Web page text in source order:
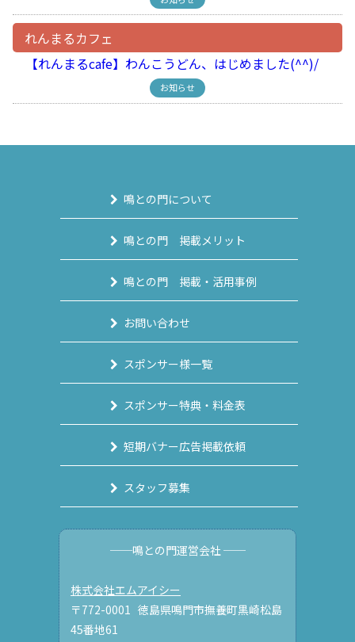
れんまるカフェ
【れんまるcafe】わんこうどん、はじめました(^^)/
お知らせ
鳴との門について
鳴との門 掲載メリット
鳴との門 掲載・活用事例
お問い合わせ
スポンサー様一覧
スポンサー特典・料金表
短期バナー広告掲載依頼
スタッフ募集
──鳴との門運営会社 ──
株式会社エムアイシー
〒772-0001 徳島県鳴門市撫養町黒崎松島
45番地61